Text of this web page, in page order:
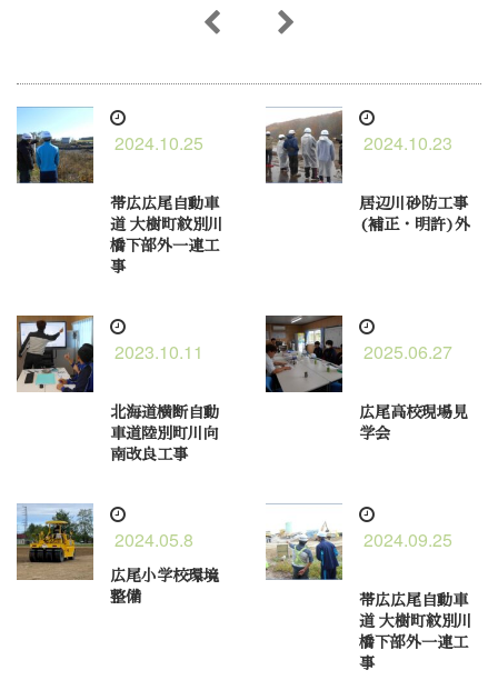
2024.10.25
帯広広尾自動車
道 大樹町紋別川
橋下部外一連工
事
2024.10.23
居辺川砂防工事
(補正・明許)外
2023.10.11
北海道横断自動
車道陸別町川向
南改良工事
2025.06.27
広尾高校現場見
学会
2024.05.8
広尾小学校環境
整備
2024.09.25
帯広広尾自動車
道 大樹町紋別川
橋下部外一連工
事